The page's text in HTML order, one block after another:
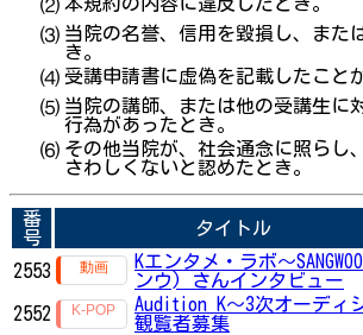
⑵
⑶ 当院の名誉、信用を毀損し、また
き。
⑷ 受講申請書に虚偽を記載したこと
⑸ 当院の講師、または他の受講生に
行為があったとき。
⑹ その他当院が、社会通念に照らし
さわしくないと認めたとき。
番
号
タイトル
2553
Kエンタメ・ラボ～
ンウ) さんインタビュー
2552
Audition K～​​​​​​​3次オーディ
観覧者募集